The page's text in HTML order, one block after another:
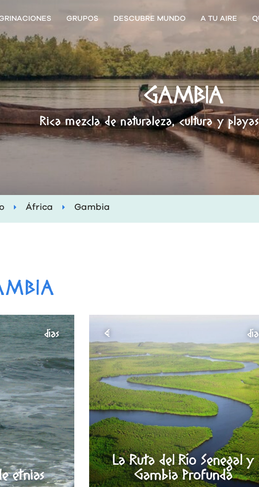
GRUPOS DESCUBRE MUNDO A TU AIRE
GAMBIA
Rica mezcla de naturaleza, cultura y
África Gambia
etnias
días
La Ruta del Río Senegal y
Gambia Profunda
€